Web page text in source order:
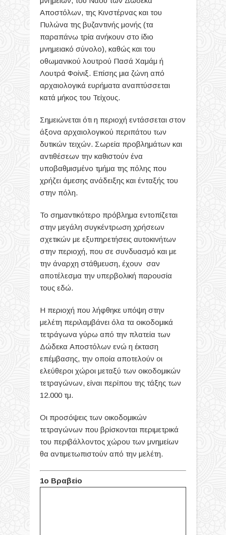
Αποστόλων, της Κινστέρνας και του
Πυλώνα της βυζαντινής μονής (τα
παραπάνω τρία ανήκουν στο ίδιο
μνημειακό σύνολο), καθώς και του
οθωμανικού λουτρού Πασά Χαμάμ ή
Λουτρά Φοίνιξ. Επίσης μια ζώνη από
αρχαιολογικά ευρήματα αναπτύσσεται
κατά μήκος του Τείχους.
Σημειώνεται ότι η περιοχή εντάσσεται στον
άξονα αρχαιολογικού περιπάτου των
δυτικών τειχών. Σωρεία προβλημάτων και
αντιθέσεων την καθιστούν ένα
υποβαθμισμένο τμήμα της πόλης που
χρήζει άμεσης ανάδειξης και ένταξής του
στην πόλη.
Το σημαντικότερο πρόβλημα εντοπίζεται
στην μεγάλη συγκέντρωση χρήσεων
σχετικών με εξυπηρετήσεις αυτοκινήτων
στην περιοχή, που σε συνδυασμό και με
την άναρχη στάθμευση, έχουν σαν
αποτέλεσμα την υπερβολική παρουσία
τους εδώ.
Η περιοχή που λήφθηκε υπόψη στην
μελέτη περιλαμβάνει όλα τα οικοδομικά
τετράγωνα γύρω από την πλατεία των
Δώδεκα Αποστόλων ενώ η έκταση
επέμβασης, την οποία αποτελούν οι
ελεύθεροι χώροι μεταξύ των οικοδομικών
τετραγώνων, είναι περίπου της τάξης των
12.000 τμ.
Οι προσόψεις των οικοδομικών
τετραγώνων που βρίσκονται περιμετρικά
του περιβάλλοντος χώρου των μνημείων
θα αντιμετωπιστούν από την μελέτη.
1ο Βραβείο